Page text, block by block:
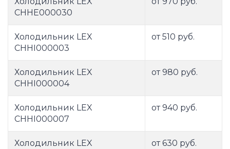
CHHE000030
Холодильник LEX
CHHI000003
от 510 руб.
Холодильник LEX
CHHI000004
от 980 руб.
Холодильник LEX
CHHI000007
от 940 руб.
Холодильник LEX
от 630 руб.